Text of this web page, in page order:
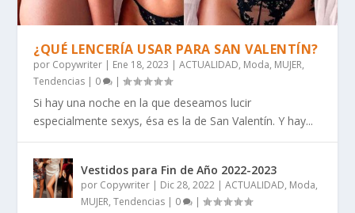
¿QUÉ LENCERÍA USAR PARA SAN VALENTÍN?
por Copywriter | Ene 18, 2023 |ACTUALIDAD, Moda, MUJER,
Tendencias | 0 |
Si hay una noche en la que deseamos lucir
especialmente sexys, ésa es la de San Valentín. Y hay...
Vestidos para Fin de Año 2022-2023
por Copywriter | Dic 28, 2022 |ACTUALIDAD, Moda,
MUJER,Tendencias | 0 |